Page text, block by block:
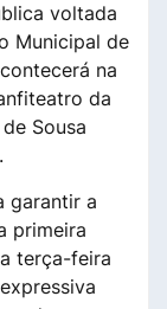
voltada
Municipal de
na
da
Sousa
garantir a
primeira
terça-feira